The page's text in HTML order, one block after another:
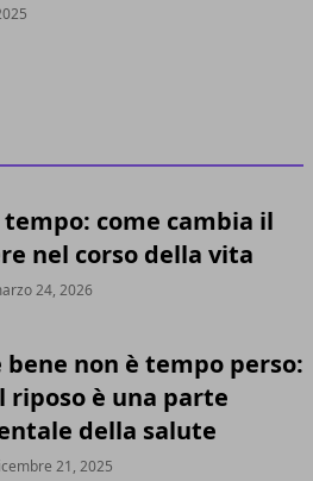
tempo: come cambia il
nel corso della vita
24, 2026
non è tempo perso:
riposo è una parte
della salute
21, 2025